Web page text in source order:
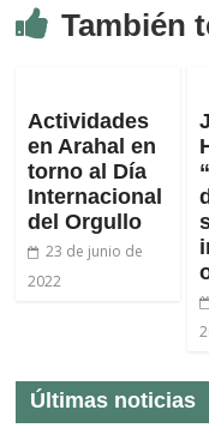
También
Actividades
en Arahal en
torno al Día
Internacional
del Orgullo
23 de junio de
2022
Últimas noticias